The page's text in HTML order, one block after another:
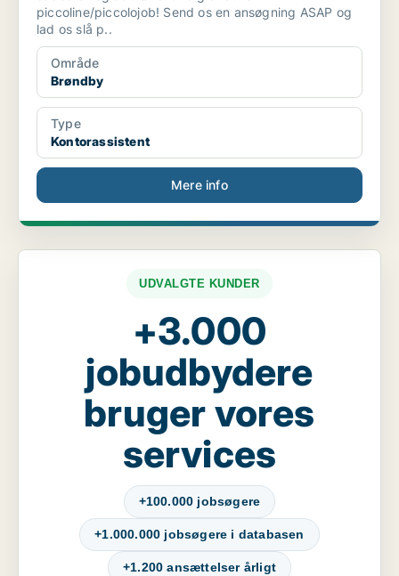
piccoline/piccolojob! Send os en ansøgning ASAP og
lad os slå p..
Område
Brøndby
Type
Kontorassistent
Mere info
UDVALGTE KUNDER
+3.000
jobudbydere
bruger vores
services
+100.000 jobsøgere
+1.000.000 jobsøgere i databasen
+1.200 ansættelser årligt